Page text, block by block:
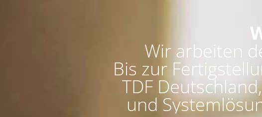
Wir arbeiten
Bis zur
TDF
und